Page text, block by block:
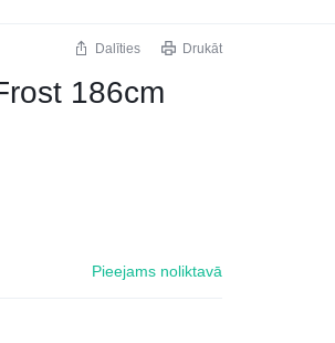
Dalīties Drukāt
186cm
Pieejams noliktavā